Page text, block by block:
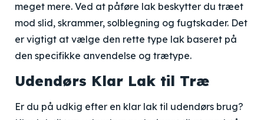
meget mere. Ved at påføre lak beskytter du træet
mod slid, skrammer, solblegning og fugtskader. Det
er vigtigt at vælge den rette type lak baseret på
den specifikke anvendelse og trætype.
Udendørs Klar Lak til Træ
Er du på udkig efter en klar lak til udendørs brug?